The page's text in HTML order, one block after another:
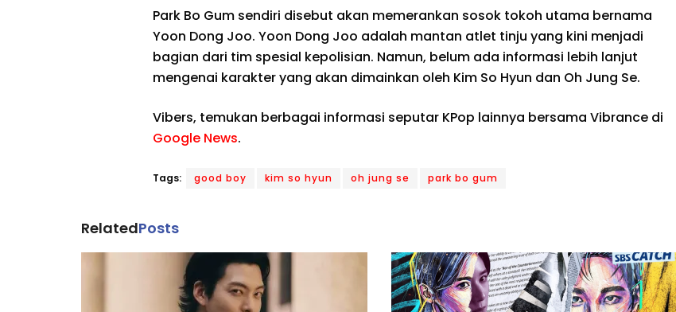
Park Bo Gum sendiri disebut akan memerankan sosok tokoh utama bernama
Yoon Dong Joo. Yoon Dong Joo adalah mantan atlet tinju yang kini menjadi
bagian dari tim spesial kepolisian. Namun, belum ada informasi lebih lanjut
mengenai karakter yang akan dimainkan oleh Kim So Hyun dan Oh Jung Se.
Vibers, temukan berbagai informasi seputar KPop lainnya bersama Vibrance di
Google News.
Tags: good boy kim so hyun oh jung se park bo gum
RelatedPosts